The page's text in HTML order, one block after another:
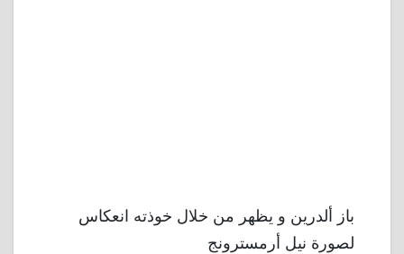
باز ألدرين و يظهر من خلال خوذته انعكاس
لصورة نيل أرمسترونج